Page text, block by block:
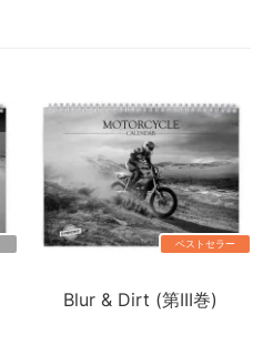
ベストセラー
Blur & Dirt (第III巻)